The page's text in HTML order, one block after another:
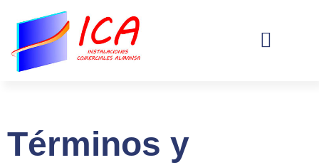
Términos y